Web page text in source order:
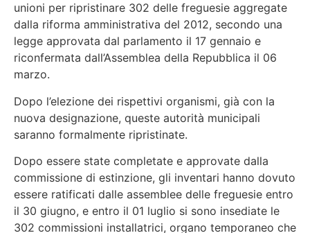
unioni per ripristinare 302 delle freguesie aggregate
dalla riforma amministrativa del 2012, secondo una
legge approvata dal parlamento il 17 gennaio e
riconfermata dall’Assemblea della Repubblica il 06
marzo.
Dopo l’elezione dei rispettivi organismi, già con la
nuova designazione, queste autorità municipali
saranno formalmente ripristinate.
Dopo essere state completate e approvate dalla
commissione di estinzione, gli inventari hanno dovuto
essere ratificati dalle assemblee delle freguesie entro
il 30 giugno, e entro il 01 luglio si sono insediate le
302 commissioni installatrici, organo temporaneo che